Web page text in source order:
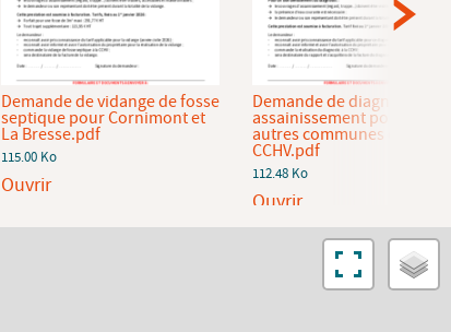
Demande de vidange de fosse
septique pour Cornimont et
La Bresse.pdf
115.00 Ko
Ouvrir
Demande de diagnostic
assainissement pour les
autres communes de la
CCHV.pdf
112.48 Ko
Ouvrir